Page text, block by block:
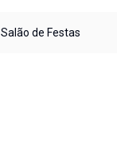
Salão de Festas